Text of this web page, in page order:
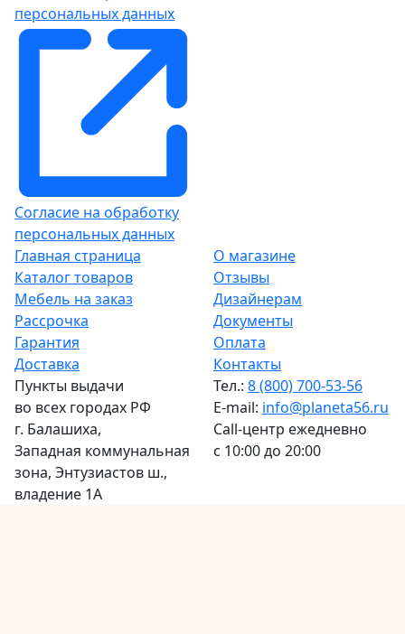
персональных данных
Согласие на обработку
персональных данных
Главная страница
Каталог товаров
Мебель на заказ
Рассрочка
Гарантия
О магазине
Отзывы
Дизайнерам
Документы
Оплата
Доставка
Пункты выдачи
во всех городах РФ
г. Балашиха,
Западная коммунальная
зона, Энтузиастов ш.,
владение 1А
Контакты
Тел.: 8 (800) 700-53-56
E-mail: info@planeta56.ru
Call-центр ежедневно
с 10:00 до 20:00